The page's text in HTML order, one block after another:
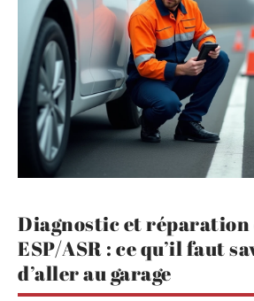
Diagnostic et réparation
ESP/ASR : ce qu’il faut
d’aller au garage